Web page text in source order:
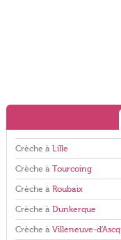
Crèche à Lille
Crèche à Tourcoing
Crèche à Roubaix
Crèche à Dunkerque
Crèche à Villeneuve-d'Ascq